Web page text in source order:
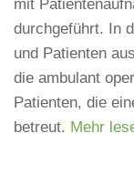
mit
durchgeführt. In
und Patienten
die ambulant
Patienten, die
betreut. Mehr